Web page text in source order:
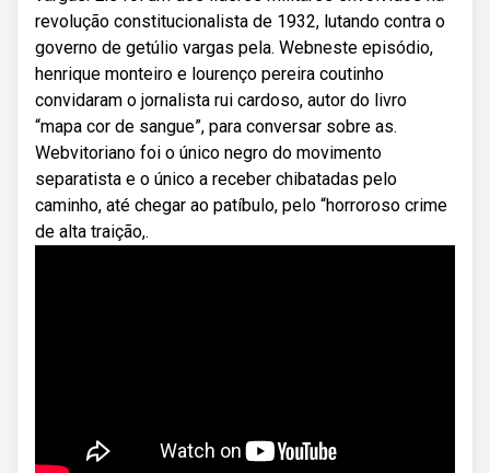
revolução constitucionalista de 1932, lutando contra o
governo de getúlio vargas pela. Webneste episódio,
henrique monteiro e lourenço pereira coutinho
convidaram o jornalista rui cardoso, autor do livro
“mapa cor de sangue”, para conversar sobre as.
Webvitoriano foi o único negro do movimento
separatista e o único a receber chibatadas pelo
caminho, até chegar ao patíbulo, pelo “horroroso crime
de alta traição,.